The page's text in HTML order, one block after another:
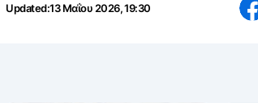
Updated:13 Μαΐου 2026, 19:30